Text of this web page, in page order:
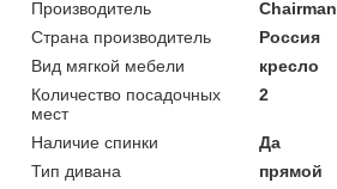
Производитель
Chairman
Страна производитель
Россия
Вид мягкой мебели
кресло
Количество посадочных
мест
2
Наличие спинки
Да
Тип дивана
прямой